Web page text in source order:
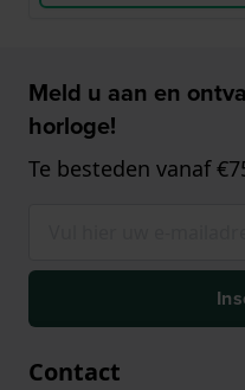
Meld u aan en
horloge!
Te besteden vanaf
Contact